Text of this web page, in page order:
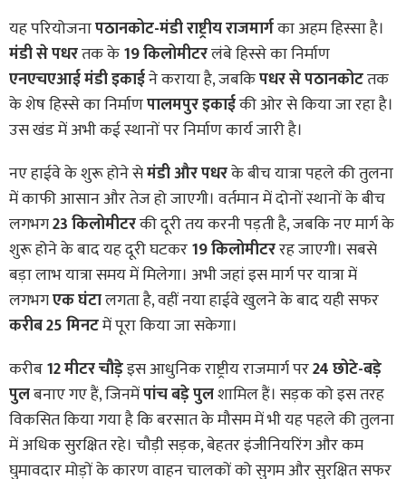
यह परियोजनापठानकोट-मंडी राष्ट्रीय राजमार्गका अहम हिस्सा है।
मंडी से पधरतक के19 किलोमीटरलंबे हिस्से का निर्माण
एनएचएआई मंडी इकाईने कराया है, जबकिपधर से पठानकोटतक
के शेष हिस्से का निर्माणपालमपुर इकाईकी ओर से किया जा रहा है।
उस खंड में अभी कई स्थानों पर निर्माण कार्य जारी है।
नए हाईवे के शुरू होने सेमंडी और पधरके बीच यात्रा पहले की तुलना
में काफी आसान और तेज हो जाएगी। वर्तमान में दोनों स्थानों के बीच
लगभग23 किलोमीटरकी दूरी तय करनी पड़ती है, जबकि नए मार्ग के
शुरू होने के बाद यह दूरी घटकर19 किलोमीटररह जाएगी। सबसे
बड़ा लाभ यात्रा समय में मिलेगा। अभी जहां इस मार्ग पर यात्रा में
लगभगएक घंटालगता है, वहीं नया हाईवे खुलने के बाद यही सफर
करीब 25 मिनटमें पूरा किया जा सकेगा।
करीब12 मीटर चौड़ेइस आधुनिक राष्ट्रीय राजमार्ग पर24 छोटे-बड़े
पुलबनाए गए हैं, जिनमेंपांच बड़े पुलशामिल हैं। सड़क को इस तरह
विकसित किया गया है कि बरसात के मौसम में भी यह पहले की तुलना
में अधिक सुरक्षित रहे। चौड़ी सड़क, बेहतर इंजीनियरिंग और कम
घुमावदार मोड़ों के कारण वाहन चालकों को सुगम और सुरक्षित सफर